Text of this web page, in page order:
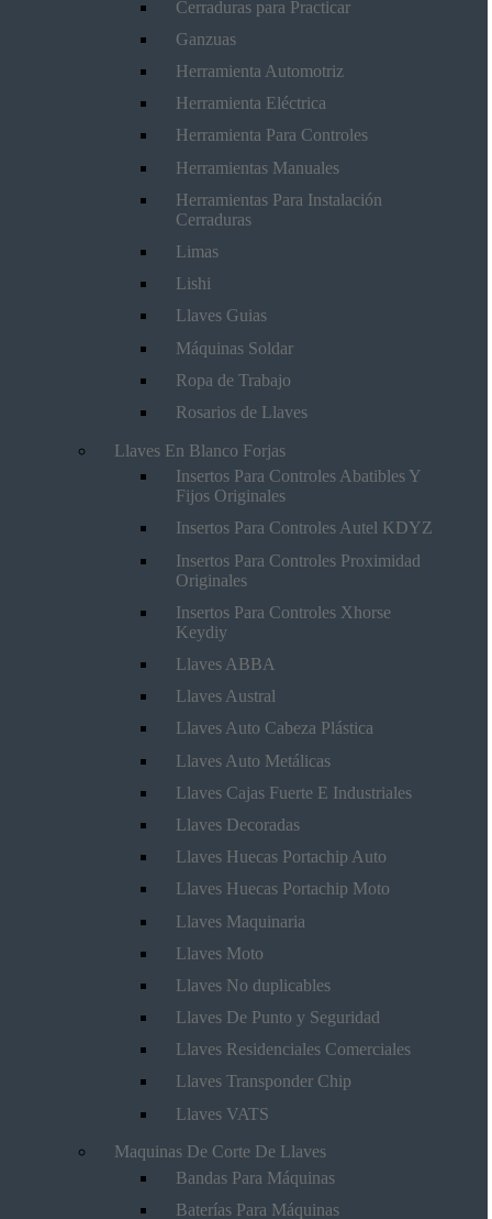
Cerraduras para Practicar
Ganzuas
Herramienta Automotriz
Herramienta Eléctrica
Herramienta Para Controles
Herramientas Manuales
Herramientas Para Instalación
Cerraduras
Limas
Lishi
Llaves Guias
Máquinas Soldar
Ropa de Trabajo
Rosarios de Llaves
Llaves En Blanco Forjas
Insertos Para Controles Abatibles Y
Fijos Originales
Insertos Para Controles Autel KDYZ
Insertos Para Controles Proximidad
Originales
Insertos Para Controles Xhorse
Keydiy
Llaves ABBA
Llaves Austral
Llaves Auto Cabeza Plástica
Llaves Auto Metálicas
Llaves Cajas Fuerte E Industriales
Llaves Decoradas
Llaves Huecas Portachip Auto
Llaves Huecas Portachip Moto
Llaves Maquinaria
Llaves Moto
Llaves No duplicables
Llaves De Punto y Seguridad
Llaves Residenciales Comerciales
Llaves Transponder Chip
Llaves VATS
Maquinas De Corte De Llaves
Bandas Para Máquinas
Baterías Para Máquinas